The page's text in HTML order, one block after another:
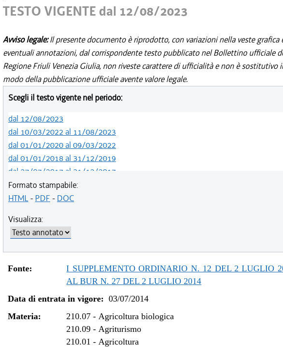
TESTO VIGENTE dal 12/08/2023
Avviso legale:Il presente documento è riprodotto, con variazioni nella veste grafica
eventuali annotazioni, dal corrispondente testo pubblicato nel Bollettino ufficiale
Regione Friuli Venezia Giulia, non riveste carattere di ufficialità e non è sostitutivo
modo della pubblicazione ufficiale avente valore legale.
Scegli il testo vigente nel periodo:
dal 12/08/2023
dal 10/03/2022 al 11/08/2023
dal 01/01/2020 al 09/03/2022
dal 01/01/2018 al 31/12/2019
dal 27/07/2017 al 31/12/2017
dal 13/01/2016 al 26/07/2017
dal 07/01/2015 al 12/01/2016
Formato stampabile:
HTML- PDF - DOC
Visualizza:
Fonte:
I SUPPLEMENTO ORDINARIO N. 12 DEL 2 LUGLIO
AL BUR N. 27 DEL 2 LUGLIO 2014
Data di entrata in vigore: 03/07/2014
Materia:
210.07 -Agricoltura biologica
210.09 -Agriturismo
210.01 -Agricoltura